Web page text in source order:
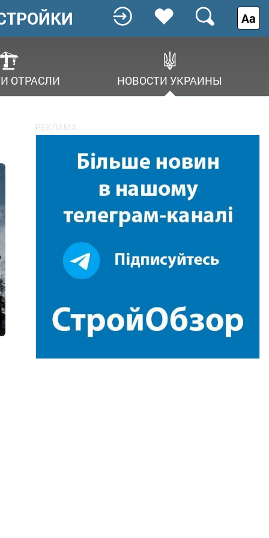
ОТРАСЛИ НОВОСТИ УКРАИНЫ
Аа